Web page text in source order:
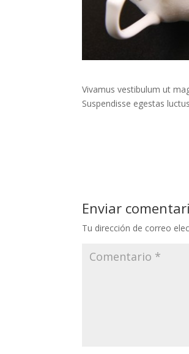
Vivamus vestibulum ut
Suspendisse egestas
Enviar
Tu dirección de correo